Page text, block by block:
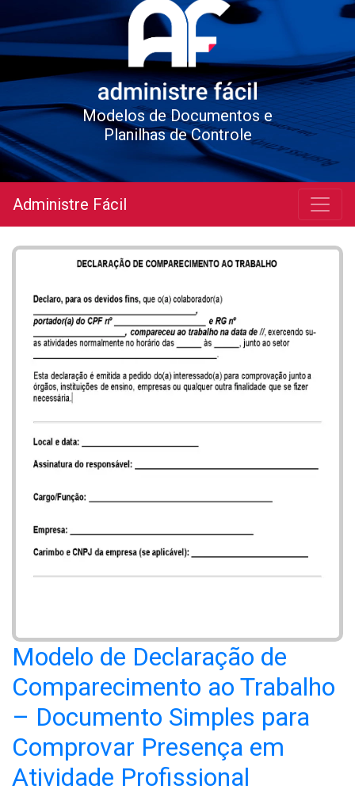
Modelos de Documentos e
Planilhas de Controle
Administre Fácil
Modelo de Declaração de
Comparecimento ao Trabalho
– Documento Simples para
Comprovar Presença em
Atividade Profissional